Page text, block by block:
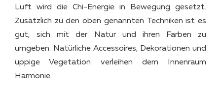
Luft wird die Chi-Energie in Bewegung gesetzt.
Zusätzlich zu den oben genannten Techniken ist es
gut, sich mit der Natur und ihren Farben zu
umgeben. Natürliche Accessoires, Dekorationen und
üppige Vegetation verleihen dem Innenraum
Harmonie.